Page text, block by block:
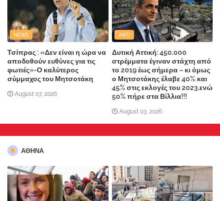
NEWS
Τσίπρας : «Δεν είναι η ώρα να
αποδοθούν ευθύνες για τις
φωτιές»-Ο καλύτερος
σύμμαχος του Μητσοτάκη
August 07, 2026
ANTI
Δυτική Αττική: 450.000
στρέμματα έγιναν στάχτη από
το 2019 έως σήμερα – κι όμως
ο Μητσοτάκης έλαβε 40% και
45% στις εκλογές του 2023,ενώ
50% πήρε στα Βίλλια!!!
August 03, 2026
ΑΘΗΝΑ